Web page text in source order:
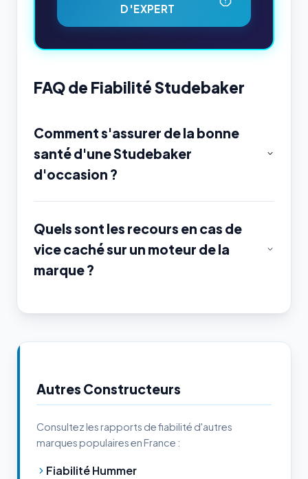
D'EXPERT
FAQ de Fiabilité Studebaker
Comment s'assurer de la bonne
santé d'une Studebaker
d'occasion ?
Quels sont les recours en cas de
vice caché sur un moteur de la
marque ?
Autres Constructeurs
Consultez les rapports de fiabilité d'autres
marques populaires en France :
Fiabilité Hummer